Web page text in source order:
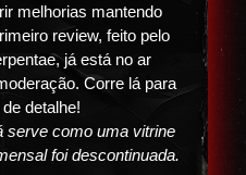
melhorias mantendo
review, feito pelo
já está no ar
Corre lá para
detalhe!
serve como uma vitrine
foi descontinuada.